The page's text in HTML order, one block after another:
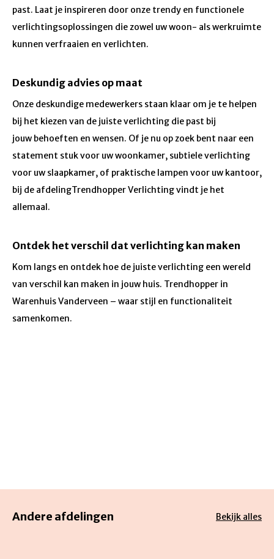
past. Laat je inspireren door onze trendy en functionele
verlichtingsoplossingen die zowel uw woon- als werkruimte
kunnen verfraaien en verlichten.
Deskundig advies op maat
Onze deskundige medewerkers staan klaar om je te helpen
bij het kiezen van de juiste verlichting die past bij
jouw behoeften en wensen. Of je nu op zoek bent naar een
statement stuk voor uw woonkamer, subtiele verlichting
voor uw slaapkamer, of praktische lampen voor uw kantoor,
bij de afdelingTrendhopper Verlichting vindt je het
allemaal.
Ontdek het verschil dat verlichting kan maken
Kom langs en ontdek hoe de juiste verlichting een wereld
van verschil kan maken in jouw huis. Trendhopper in
Warenhuis Vanderveen – waar stijl en functionaliteit
samenkomen.
Andere afdelingen Bekijk alles